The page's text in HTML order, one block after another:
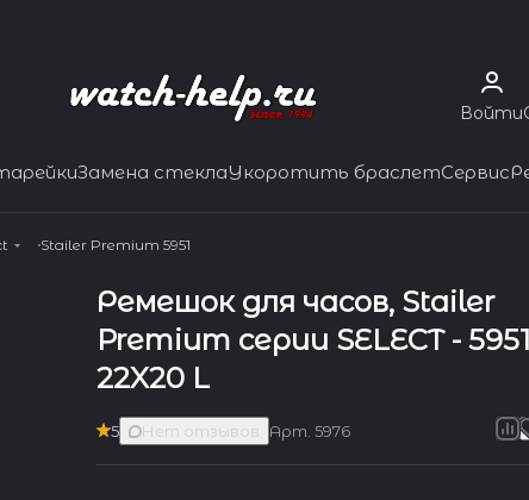
Войти
Замена стеклаУкоротить браслетСервис
Stailer Premium 5951
Ремешок для часов, Stailer
Premium серии SELECT -
22X20 L
5 Нет отзывов Арт.5976